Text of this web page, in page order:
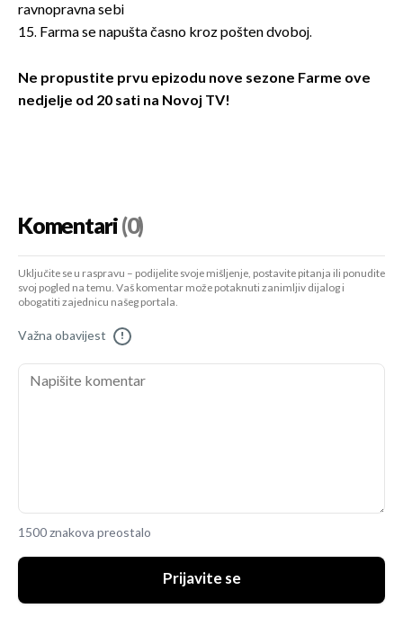
ravnopravna sebi
15. Farma se napušta časno kroz pošten dvoboj.
Ne propustite prvu epizodu nove sezone Farme ove
nedjelje od 20 sati na Novoj TV!
Komentari(0)
Uključite se u raspravu – podijelite svoje mišljenje, postavite pitanja ili ponudite
svoj pogled na temu. Vaš komentar može potaknuti zanimljiv dijalog i
obogatiti zajednicu našeg portala.
Važna obavijest !
1500 znakova preostalo
Prijavite se